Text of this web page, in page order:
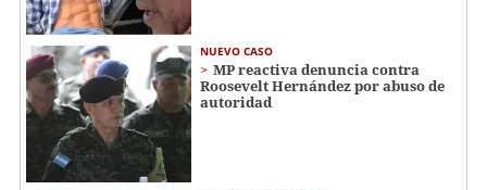
NUEVO CASO
MP reactiva denuncia contra
Roosevelt Hernández por abuso de
autoridad